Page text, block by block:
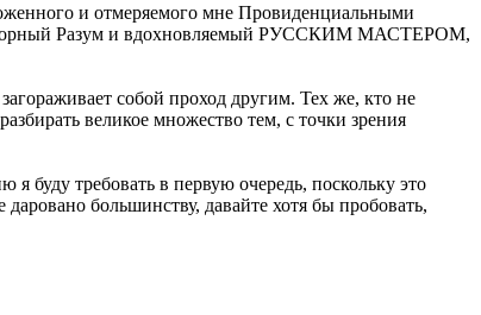
и отмеряемого мне Провиденциальными
Разум и вдохновляемый РУССКИМ МАСТЕРОМ,
собой проход другим. Тех же, кто не
великое множество тем, с точки зрения
буду требовать в первую очередь, поскольку это
большинству, давайте хотя бы пробовать,